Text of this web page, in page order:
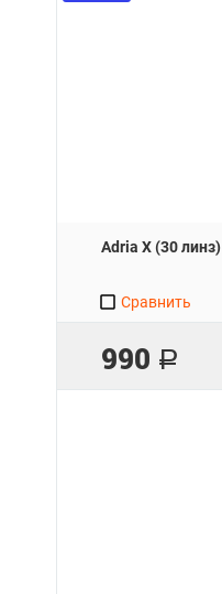
Adria X (30 линз)
990 Р
Сравнить